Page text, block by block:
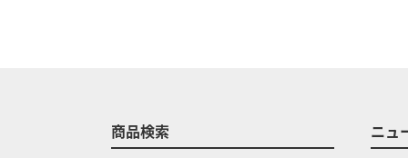
商品検索 ニュ